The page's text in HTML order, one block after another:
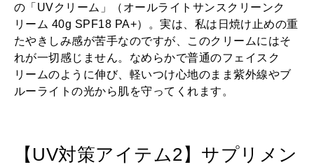
の「UVクリーム」（オールライトサンスクリーンク
リーム 40g SPF18 PA+）。実は、私は日焼け止めの重
たやきしみ感が苦手なのですが、このクリームにはそ
れが一切感じません。なめらかで普通のフェイスク
リームのように伸び、軽いつけ心地のまま紫外線やブ
ルーライトの光から肌を守ってくれます。
【UV対策アイテム2】サプリメン